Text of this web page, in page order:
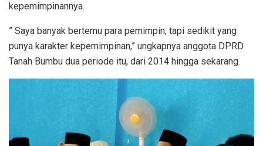
kepemimpinannya.
” Saya banyak bertemu para pemimpin, tapi sedikit yang
punya karakter kepemimpinan,” ungkapnya anggota DPRD
Tanah Bumbu dua periode itu, dari 2014 hingga sekarang.